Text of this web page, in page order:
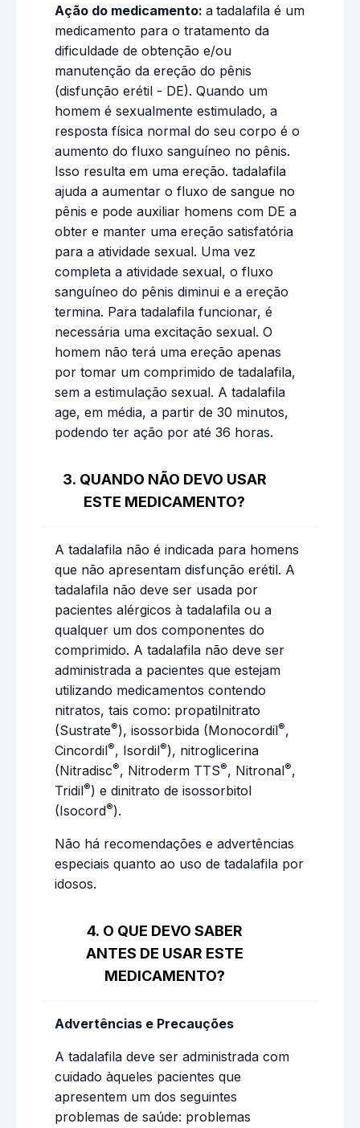
Ação do medicamento: a tadalafila é um
medicamento para o tratamento da
dificuldade de obtenção e/ou
manutenção da ereção do pênis
(disfunção erétil - DE). Quando um
homem é sexualmente estimulado, a
resposta física normal do seu corpo é o
aumento do fluxo sanguíneo no pênis.
Isso resulta em uma ereção. tadalafila
ajuda a aumentar o fluxo de sangue no
pênis e pode auxiliar homens com DE a
obter e manter uma ereção satisfatória
para a atividade sexual. Uma vez
completa a atividade sexual, o fluxo
sanguíneo do pênis diminui e a ereção
termina. Para tadalafila funcionar, é
necessária uma excitação sexual. O
homem não terá uma ereção apenas
por tomar um comprimido de tadalafila,
sem a estimulação sexual. A tadalafila
age, em média, a partir de 30 minutos,
podendo ter ação por até 36 horas.
3. QUANDO NÃO DEVO USAR
ESTE MEDICAMENTO?
A tadalafila não é indicada para homens
que não apresentam disfunção erétil. A
tadalafila não deve ser usada por
pacientes alérgicos à tadalafila ou a
qualquer um dos componentes do
comprimido. A tadalafila não deve ser
administrada a pacientes que estejam
utilizando medicamentos contendo
nitratos, tais como: propatilnitrato
(Sustrate®), isossorbida (Monocordil®,
Cincordil®, Isordil®), nitroglicerina
(Nitradisc®, Nitroderm TTS®, Nitronal®,
Tridil®) e dinitrato de isossorbitol
(Isocord®).
Não há recomendações e advertências
especiais quanto ao uso de tadalafila por
idosos.
4. O QUE DEVO SABER
ANTES DE USAR ESTE
MEDICAMENTO?
Advertências e Precauções
A tadalafila deve ser administrada com
cuidado àqueles pacientes que
apresentem um dos seguintes
problemas de saúde: problemas